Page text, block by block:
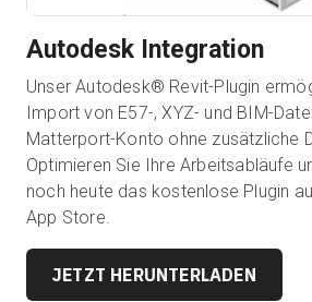
Autodesk Integration
Unser Autodesk® Revit-Plugin
Import von E57-, XYZ- und BIM-
Matterport-Konto ohne zusätzliche
Optimieren Sie Ihre Arbeitsabläufe
noch heute das kostenlose Plugin
App Store.
JETZT HERUNTERLADEN